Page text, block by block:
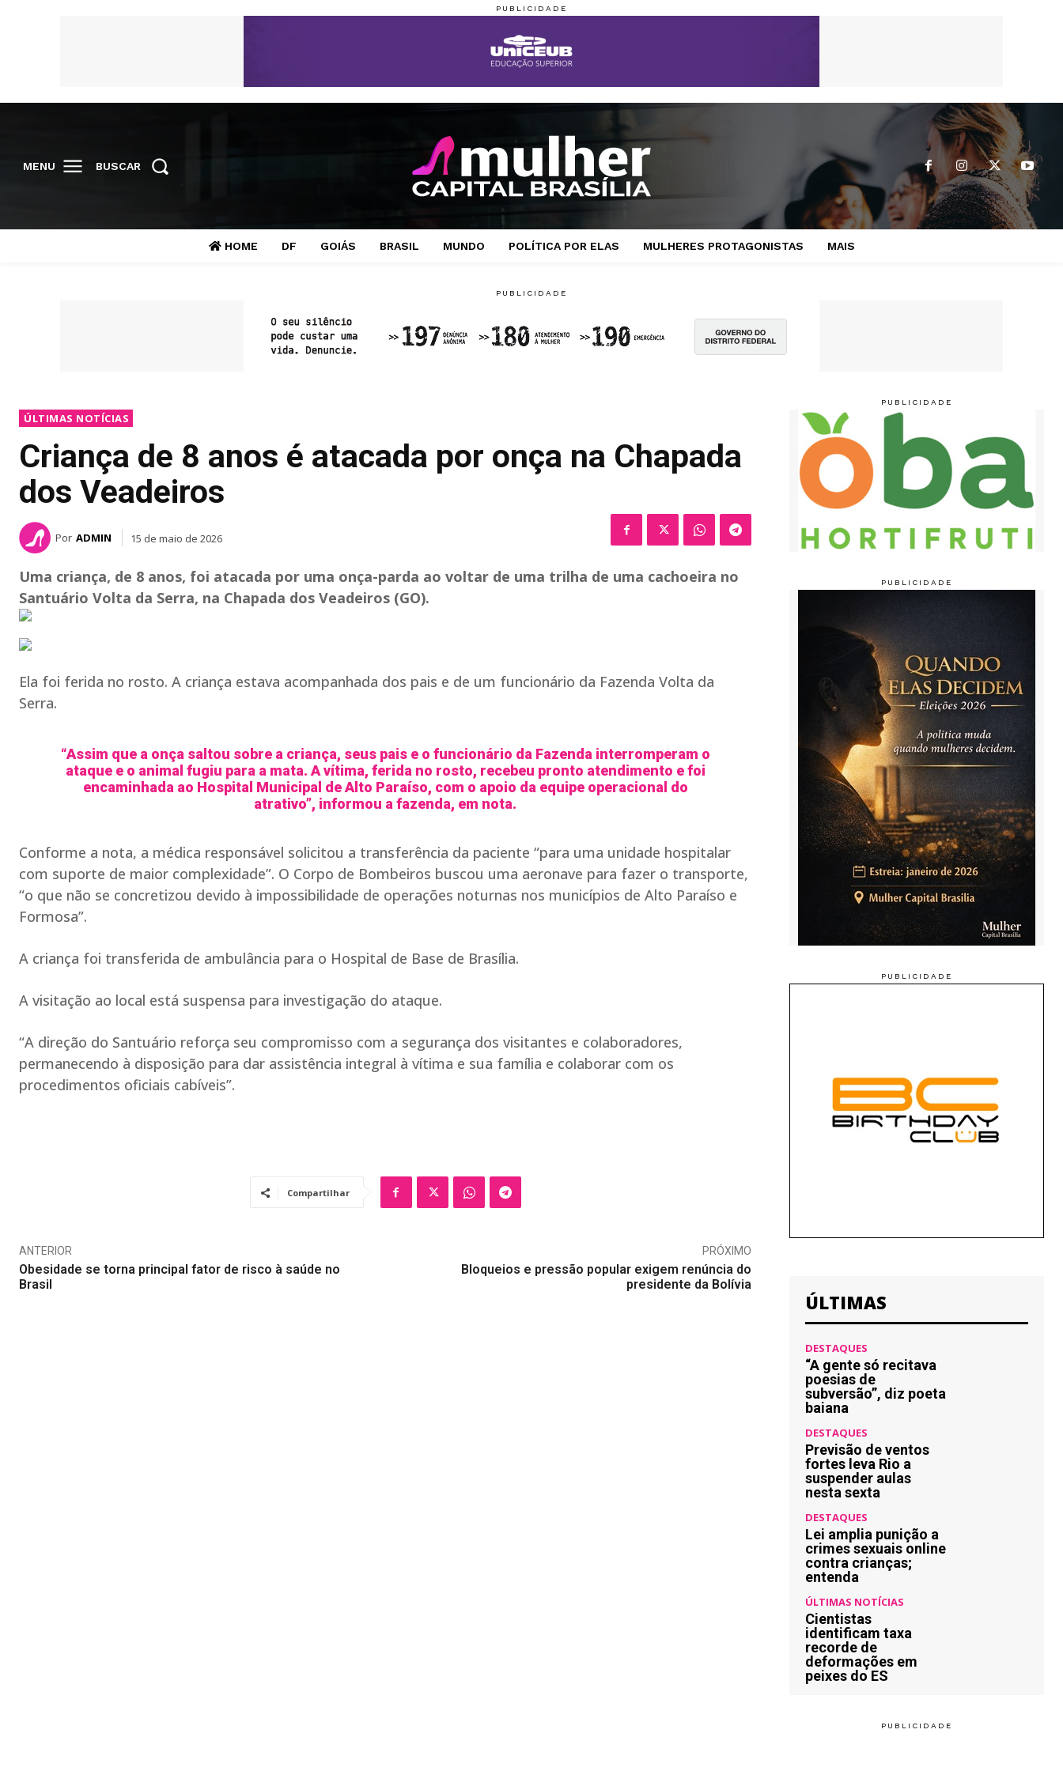
MENU BUSCAR
HOME DF GOIÁS BRASIL MUNDO POLÍTICA POR ELAS MULHERES PROTAGONISTAS MAIS
ÚLTIMAS NOTÍCIAS
Criança de 8 anos é atacada por onça na Chapada
dos Veadeiros
Por ADMIN 15 de maio de 2026
Uma criança, de 8 anos, foi atacada por uma onça-parda ao voltar de uma trilha de uma cachoeira no
Santuário Volta da Serra, na Chapada dos Veadeiros (GO).
Ela foi ferida no rosto. A criança estava acompanhada dos pais e de um funcionário da Fazenda Volta da
Serra.
“Assim que a onça saltou sobre a criança, seus pais e o funcionário da Fazenda interromperam o
ataque e o animal fugiu para a mata. A vítima, ferida no rosto, recebeu pronto atendimento e foi
encaminhada ao Hospital Municipal de Alto Paraíso, com o apoio da equipe operacional do
atrativo”, informou a fazenda, em nota.
Conforme a nota, a médica responsável solicitou a transferência da paciente “para uma unidade hospitalar
com suporte de maior complexidade”. O Corpo de Bombeiros buscou uma aeronave para fazer o transporte,
“o que não se concretizou devido à impossibilidade de operações noturnas nos municípios de Alto Paraíso e
Formosa”.
A criança foi transferida de ambulância para o Hospital de Base de Brasília.
A visitação ao local está suspensa para investigação do ataque.
“A direção do Santuário reforça seu compromisso com a segurança dos visitantes e colaboradores,
permanecendo à disposição para dar assistência integral à vítima e sua família e colaborar com os
procedimentos oficiais cabíveis”.
Compartilhar
ANTERIOR
Obesidade se torna principal fator de risco à saúde no
Brasil
PRÓXIMO
Bloqueios e pressão popular exigem renúncia do
presidente da Bolívia
ÚLTIMAS
DESTAQUES
“A gente só recitava
poesias de
subversão”, diz poeta
baiana
DESTAQUES
Previsão de ventos
fortes leva Rio a
suspender aulas
nesta sexta
DESTAQUES
Lei amplia punição a
crimes sexuais online
contra crianças;
entenda
ÚLTIMAS NOTÍCIAS
Cientistas
identificam taxa
recorde de
deformações em
peixes do ES